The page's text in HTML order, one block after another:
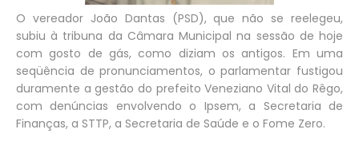
O vereador João Dantas (PSD), que não se reelegeu,
subiu à tribuna da Câmara Municipal na sessão de hoje
com gosto de gás, como diziam os antigos. Em uma
seqüência de pronunciamentos, o parlamentar fustigou
duramente a gestão do prefeito Veneziano Vital do Rêgo,
com denúncias envolvendo o Ipsem, a Secretaria de
Finanças, a STTP, a Secretaria de Saúde e o Fome Zero.